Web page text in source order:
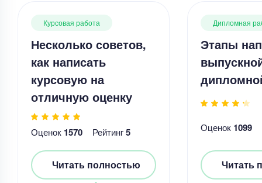
Курсовая работа
Несколько советов,
как написать
курсовую на
отличную оценку
Оценок 1570 Рейтинг5
Читать полностью
Дипломная
Этапы
Оценок 1099
Читать